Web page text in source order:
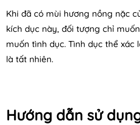
Khi đã có mùi hương nồng nặc
kích dục này, đối tượng chỉ
muốn tình dục. Tình dục thể xác
là tất nhiên.
Hướng dẫn sử